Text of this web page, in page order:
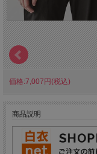
価格:7,007円(税込)
商品説明